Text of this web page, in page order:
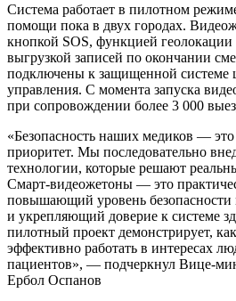
Система работает в пилотном
помощи пока в двух городах.
кнопкой SOS, функцией геолокации
выгрузкой записей по окончании
подключены к защищенной системе
управления. С момента запуска
при сопровождении более 3 000
«Безопасность наших медиков —
приоритет. Мы последовательно
технологии, которые решают
Смарт-видеожетоны — это
повышающий уровень безопасности
и укрепляющий доверие к системе
пилотный проект демонстрирует,
эффективно работать в интересах
пациентов», — подчеркнул Вице-
Ербол Оспанов